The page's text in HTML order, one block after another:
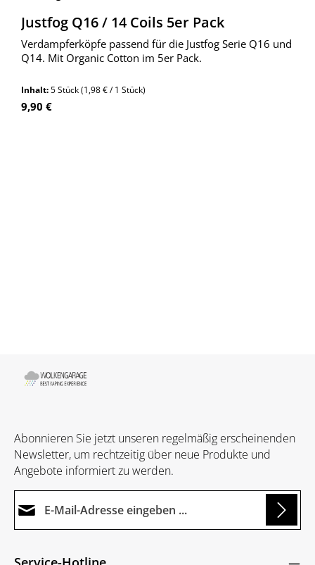
Justfog Q16 / 14 Coils 5er Pack
Verdampferköpfe passend für die Justfog Serie Q16 und
Q14. Mit Organic Cotton im 5er Pack.
Inhalt:5 Stück(1,98 € / 1 Stück)
Regulärer Preis:
9,90 €
Abonnieren Sie jetzt unseren regelmäßig erscheinenden
Newsletter, um rechtzeitig über neue Produkte und
Angebote informiert zu werden.
Die mit einem Stern (*) markierten Felder sind